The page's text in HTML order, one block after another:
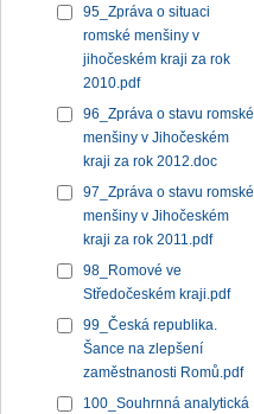
95_Zpráva o situaci
romské menšiny v
jihočeském kraji za rok
2010.pdf
96_Zpráva o stavu romské
menšiny v Jihočeském
kraji za rok 2012.doc
97_Zpráva o stavu romské
menšiny v Jihočeském
kraji za rok 2011.pdf
98_Romové ve
Středočeském kraji.pdf
99_Česká republika.
Šance na zlepšení
zaměstnanosti Romů.pdf
100_Souhrnná analytická